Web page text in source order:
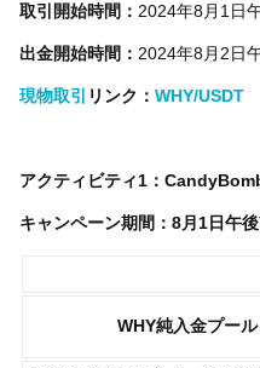
取引開始時間： 2024年8月1日
出金開始時間： 2024年8月2日
現物取引 リンク： WHY/USDT
アクティビティ1：
キャンペーン期間：8月 1日午
WHY純入金プール